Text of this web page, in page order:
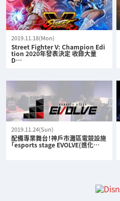
2019.11.18(Mon)
Street Fighter V: Champion Edi
tion 2020年發表決定 收錄大量
D…
2019.11.24(Sun)
配備專業舞台！神戶市灘區電競設施
「esports stage EVOLVE(進化…